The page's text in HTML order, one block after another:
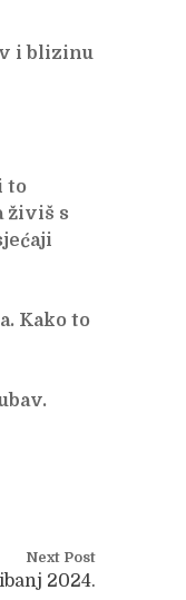
i blizinu
to
živiš s
Kako to
Next Post
2024.